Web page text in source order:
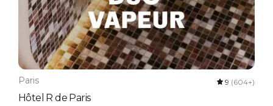
Paris 9 (604+)
Hôtel R de Paris